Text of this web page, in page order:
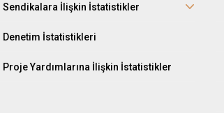
Sendikalara İlişkin İstatistikler
Denetim İstatistikleri
Proje Yardımlarına İlişkin İstatistikler